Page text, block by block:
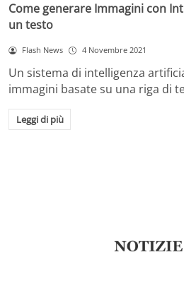
Come generare Immagini con
un testo
Flash News 4 Novembre 2021
Un sistema di intelligenza
immagini basate su una riga di
Leggi di più